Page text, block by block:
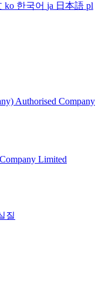
ko 한국어 ja 日本語 pl
Authorised Company
Limited
질